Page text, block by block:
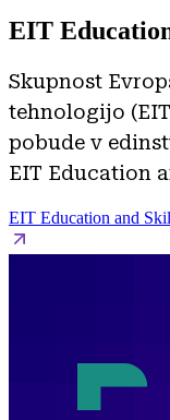
EIT
Skupnost
tehnologijo
pobude v
EIT Education
EIT Education and